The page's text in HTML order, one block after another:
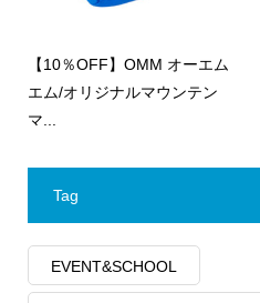
【10％OFF】OMM オーエム
エム/オリジナルマウンテン
マ...
Tag
EVENT&SCHOOL